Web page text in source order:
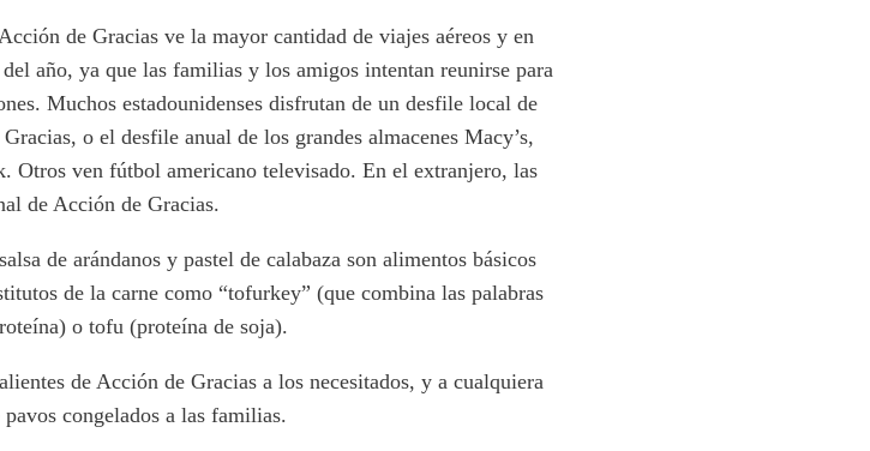
de Gracias ve la mayor cantidad de viajes aéreos y en
año, ya que las familias y los amigos intentan reunirse para
Muchos estadounidenses disfrutan de un desfile local de
o el desfile anual de los grandes almacenes Macy’s,
Otros ven fútbol americano televisado. En el extranjero, las
de Acción de Gracias.
de arándanos y pastel de calabaza son alimentos básicos
de la carne como “tofurkey” (que combina las palabras
o tofu (proteína de soja).
de Acción de Gracias a los necesitados, y a cualquiera
congelados a las familias.